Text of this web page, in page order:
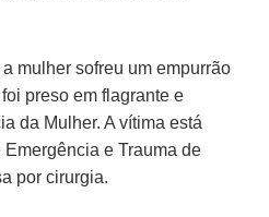
mulher sofreu um empurrão
preso em flagrante e
da Mulher. A vítima está
e Trauma de
por cirurgia.